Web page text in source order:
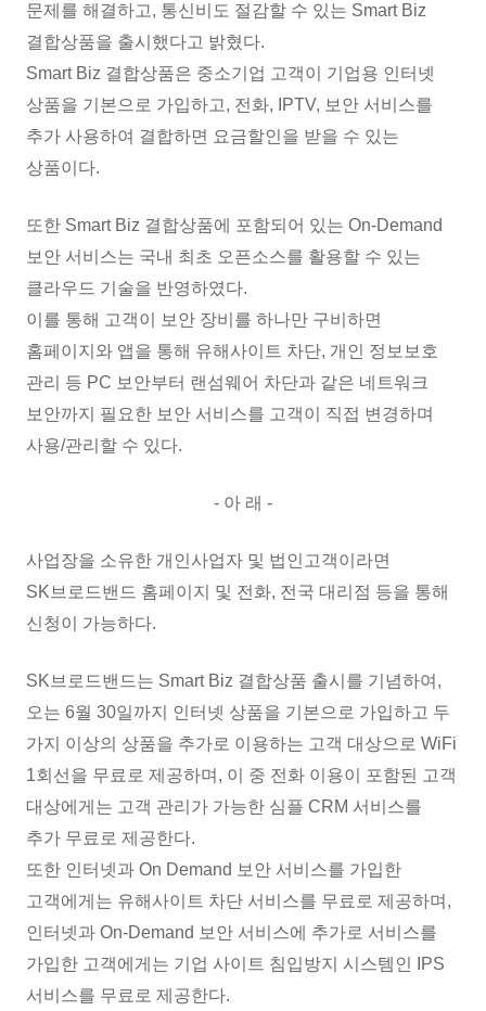
문제를 해결하고, 통신비도 절감할 수 있는 Smart Biz
결합상품을 출시했다고 밝혔다.
Smart Biz 결합상품은 중소기업 고객이 기업용 인터넷
상품을 기본으로 가입하고, 전화, IPTV, 보안 서비스를
추가 사용하여 결합하면 요금할인을 받을 수 있는
상품이다.
또한 Smart Biz 결합상품에 포함되어 있는 On-Demand
보안 서비스는 국내 최초 오픈소스를 활용할 수 있는
클라우드 기술을 반영하였다.
이를 통해 고객이 보안 장비를 하나만 구비하면
홈페이지와 앱을 통해 유해사이트 차단, 개인 정보보호
관리 등 PC 보안부터 랜섬웨어 차단과 같은 네트워크
보안까지 필요한 보안 서비스를 고객이 직접 변경하며
사용/관리할 수 있다.
- 아 래 -
사업장을 소유한 개인사업자 및 법인고객이라면
SK브로드밴드 홈페이지 및 전화, 전국 대리점 등을 통해
신청이 가능하다.
SK브로드밴드는 Smart Biz 결합상품 출시를 기념하여,
오는 6월 30일까지 인터넷 상품을 기본으로 가입하고 두
가지 이상의 상품을 추가로 이용하는 고객 대상으로 WiFi
1회선을 무료로 제공하며, 이 중 전화 이용이 포함된 고객
대상에게는 고객 관리가 가능한 심플 CRM 서비스를
추가 무료로 제공한다.
또한 인터넷과 On Demand 보안 서비스를 가입한
고객에게는 유해사이트 차단 서비스를 무료로 제공하며,
인터넷과 On-Demand 보안 서비스에 추가로 서비스를
가입한 고객에게는 기업 사이트 침입방지 시스템인 IPS
서비스를 무료로 제공한다.